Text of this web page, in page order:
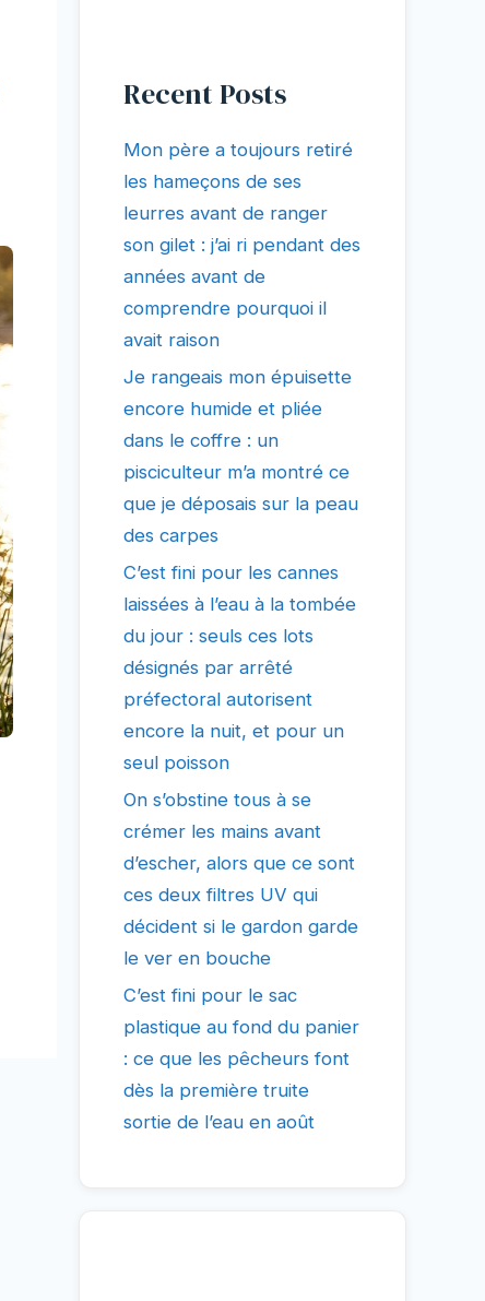
Recent Posts
Mon père a toujours retiré
les hameçons de ses
leurres avant de ranger
son gilet : j’ai ri pendant des
années avant de
comprendre pourquoi il
avait raison
Je rangeais mon épuisette
encore humide et pliée
dans le coffre : un
pisciculteur m’a montré ce
que je déposais sur la peau
des carpes
C’est fini pour les cannes
laissées à l’eau à la tombée
du jour : seuls ces lots
désignés par arrêté
préfectoral autorisent
encore la nuit, et pour un
seul poisson
On s’obstine tous à se
crémer les mains avant
d’escher, alors que ce sont
ces deux filtres UV qui
décident si le gardon garde
le ver en bouche
C’est fini pour le sac
plastique au fond du panier
: ce que les pêcheurs font
dès la première truite
sortie de l’eau en août